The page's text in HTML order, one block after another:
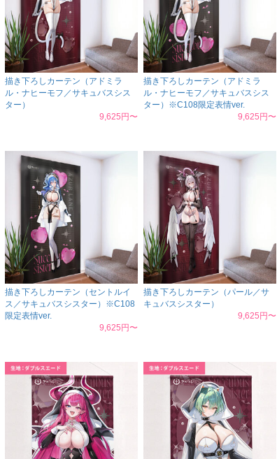
描き下ろしカーテン（アドミラ
ル・ナヒーモフ／サキュバスシス
ター）
9,625円〜
描き下ろしカーテン（アドミラ
ル・ナヒーモフ／サキュバスシス
ター）※C108限定表情ver.
9,625円〜
描き下ろしカーテン（セントルイ
ス／サキュバスシスター）※C108
限定表情ver.
9,625円〜
描き下ろしカーテン（パール／サ
キュバスシスター）
9,625円〜